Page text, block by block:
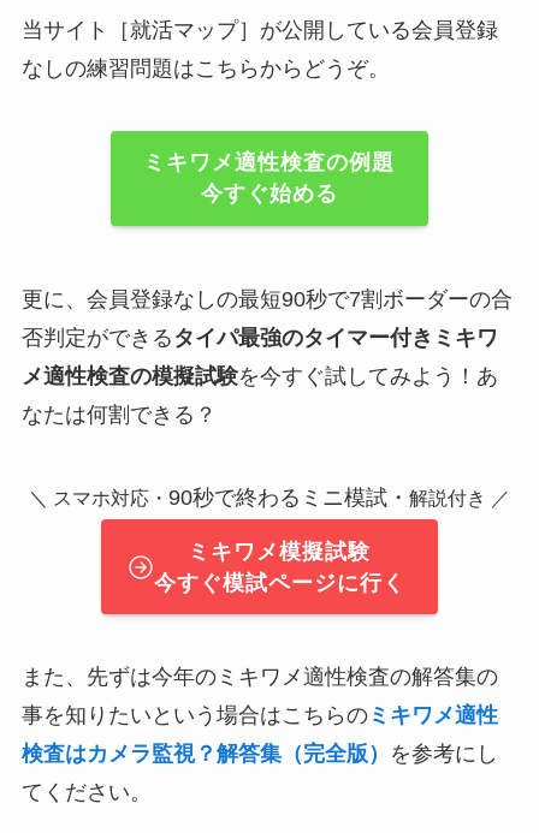
当サイト［就活マップ］が公開している会員登録
なしの練習問題はこちらからどうぞ。
ミキワメ適性検査の例題
今すぐ始める
更に、会員登録なしの最短90秒で7割ボーダーの合
否判定ができる タイパ最強のタイマー付きミキワ
メ適性検査の模擬試験を今すぐ試してみよう！あ
なたは何割できる？
＼ スマホ対応・ 90秒で終わるミニ模試・ 解説付き ／
ミキワメ模擬試験
今すぐ模試ページに行く
また、先ずは今年のミキワメ適性検査の解答集の
事を知りたいという場合はこちらのミキワメ適性
検査はカメラ監視？解答集（完全版）
を参考にし
てください。